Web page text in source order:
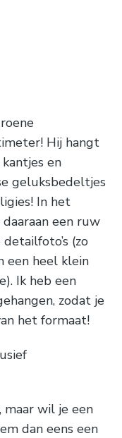
Hij hangt
en
geluksbedeltjes
In het
een ruw
(zo
een heel klein
Ik heb een
zodat je
het formaat!
maar wil je een
dan eens een